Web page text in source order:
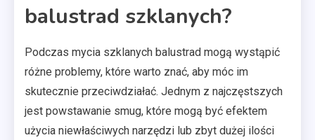
balustrad szklanych?
Podczas mycia szklanych balustrad mogą wystąpić
różne problemy, które warto znać, aby móc im
skutecznie przeciwdziałać. Jednym z najczęstszych
jest powstawanie smug, które mogą być efektem
użycia niewłaściwych narzędzi lub zbyt dużej ilości